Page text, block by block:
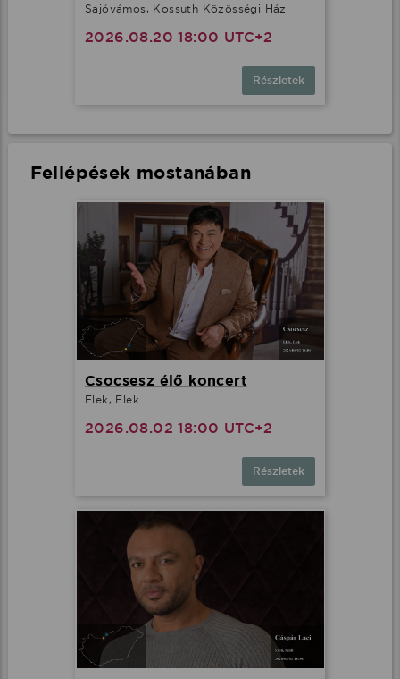
Sajóvámos, Kossuth Közösségi Ház
2026.08.20 18:00 UTC+2
Részletek
Fellépések mostanában
Csocsesz élő koncert
Elek, Elek
2026.08.02 18:00 UTC+2
Részletek